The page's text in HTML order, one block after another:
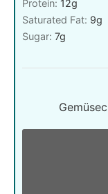
Protein: 12g
Saturated Fat: 9g
Sugar: 7g